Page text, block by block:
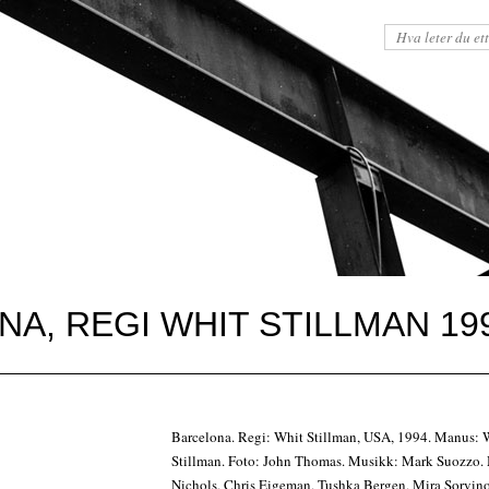
REGI WHIT STILLMAN
Barcelona. Regi: Whit Stillman, USA, 1994. Manus:
Stillman. Foto: John Thomas. Musikk: Mark
Nichols, Chris Eigeman, Tushka Bergen, Mira